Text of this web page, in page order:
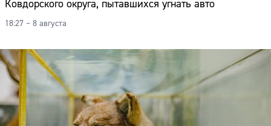
Ковдорского округа, пытавшихся угнать авто
18:27 – 8 августа